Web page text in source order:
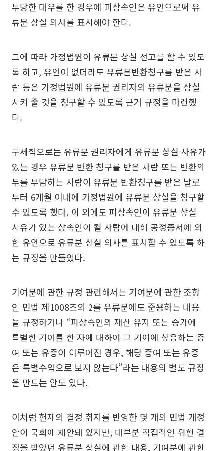
부당한 대우를 한 경우에 피상속인은 유언으로써 유
류분 상실 의사를 표시해야 한다.
그에 따라 가정법원이 유류분 상실 선고를 할 수 있도
록 하고, 유언이 없더라도 유류분반환청구를 받은 사
람 등은 가정법원에 유류분 권리자의 유류분을 상실
시켜 줄 것을 청구할 수 있도록 근거 규정을 마련했
다.
구체적으로는 유류분 권리자에게 유류분 상실 사유가
있는 경우 유류분 반환 청구를 받은 사람 또는 반환의
무를 부담하는 사람이 유류분 반환청구를 받은 날로
부터 6개월 이내에 가정법원에 유류분 상실을 청구할
수 있도록 했다. 이 외에도 피상속인이 유류분 상실
사유가 있는 상속인이 될 사람에 대해 공정증서에 의
한 유언으로 유류분 상실 의사를 표시할 수 있도록 하
는 규정을 만들었다.
기여분에 관한 규정 관련해서는 기여분에 관한 조항
인 민법 제1008조의 2를 유류분에도 준용하는 내용
을 규정하거나 “피상속인의 재산 유지 또는 증가에
특별한 기여를 한 자에 대하여 그 기여에 상응하는 증
여 또는 유증이 이루어진 경우, 해당 증여 또는 유증
은 특별수익으로 보지 않는다”라는 내용의 별도 규정
을 만드는 안도 있다.
이처럼 헌재의 결정 취지를 반영한 몇 개의 민법 개정
안이 국회에 제안돼 있지만, 대부분 직접적인 위헌 결
정을 받았던 유류분 상실에 관한 내용, 기여분에 관한